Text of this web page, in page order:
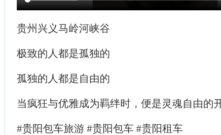
贵州兴义马岭河峡谷
极致的人都是孤独的
孤独的人都是自由的
当疯狂与优雅成为羁绊时，便是灵魂自由的
#贵阳包车旅游 #贵阳包车 #贵阳租车